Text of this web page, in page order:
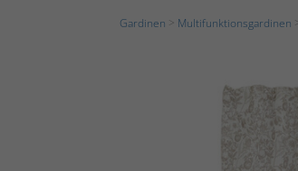
Gardinen Multifunktionsgardinen